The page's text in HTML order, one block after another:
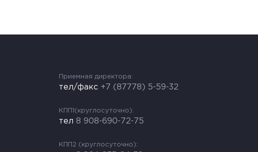
Приемная директора:
тел/факс +7 (87778) 5-59-32
КПП1(круглосуточно):
тел 8 908-690-72-75
КПП2 (круглосуточно):